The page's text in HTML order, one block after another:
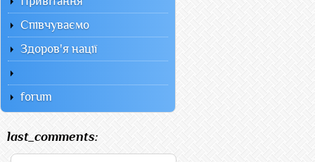
Співчуваємо
Здоров'я нації
forum
last_comments: